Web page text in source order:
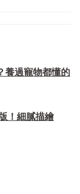
養過寵物都懂的
！細膩描繪